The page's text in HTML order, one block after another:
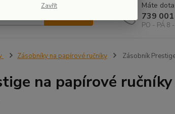
Máte
739
PO - PÁ 8
Zásobníky na papírové ručníky Zásobník
na papírové
Zavřít